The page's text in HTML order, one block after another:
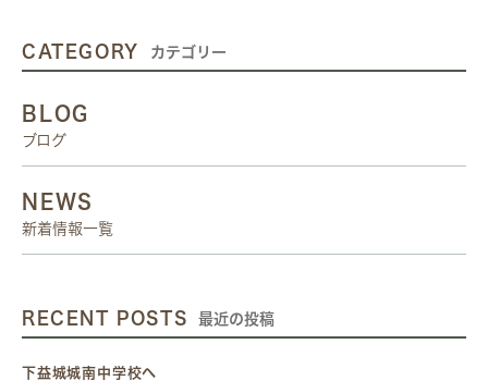
CATEGORY カテゴリー
BLOG
ブログ
NEWS
新着情報一覧
RECENT POSTS 最近の投稿
下益城城南中学校へ